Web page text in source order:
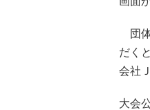
団体
だく
会社
大会